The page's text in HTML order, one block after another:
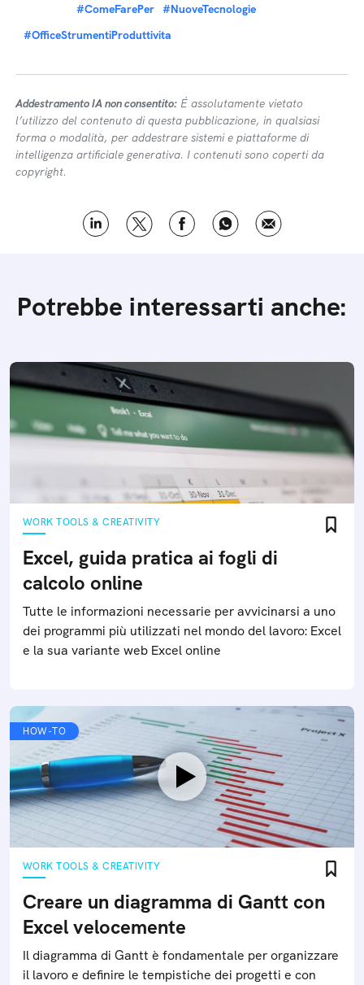
#ComeFarePer #NuoveTecnologie
#OfficeStrumentiProduttivita
Addestramento IA non consentito: É assolutamente vietato
l’utilizzo del contenuto di questa pubblicazione, in qualsiasi
forma o modalità, per addestrare sistemi e piattaforme di
intelligenza artificiale generativa. I contenuti sono coperti da
copyright.
Potrebbe interessarti anche:
WORK TOOLS & CREATIVITY
Excel, guida pratica ai fogli di
calcolo online
Tutte le informazioni necessarie per avvicinarsi a uno
dei programmi più utilizzati nel mondo del lavoro: Excel
e la sua variante web Excel online
HOW-TO
WORK TOOLS & CREATIVITY
Creare un diagramma di Gantt con
Excel velocemente
Il diagramma di Gantt è fondamentale per organizzare
il lavoro e definire le tempistiche dei progetti e con